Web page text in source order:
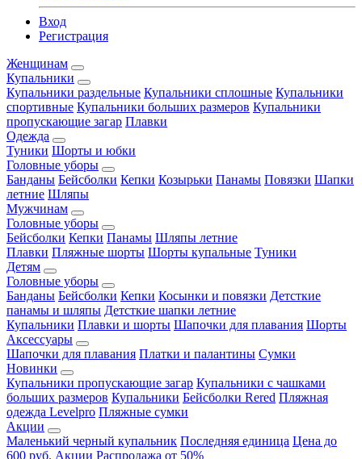
Вход
Регистрация
Женщинам
Купальники
Купальники раздельные Купальники сплошные Купальники
спортивные Купальники больших размеров Купальники
пропускающие загар Плавки
Одежда
Туники Шорты и юбки
Головные уборы
Банданы Бейсболки Кепки Козырьки Панамы Повязки Шапки
летние Шляпы
Мужчинам
Головные уборы
Бейсболки Кепки Панамы Шляпы летние
Плавки Пляжные шорты Шорты купальные Туники
Детям
Головные уборы
Банданы Бейсболки Кепки Косынки и повязки Детсткие
панамы и шляпы Детсткие шапки летние
Купальники Плавки и шорты Шапочки для плавания Шорты
Аксессуары
Шапочки для плавания Платки и палантины Сумки
Новинки
Купальники пропускающие загар Купальники с чашками
больших размеров Купальники Бейсболки Rered Пляжная
одежда Levelpro Пляжные сумки
Акции
Маленький черный купальник Последняя единица Цена до
600 руб. Акции Распродажа от 50%